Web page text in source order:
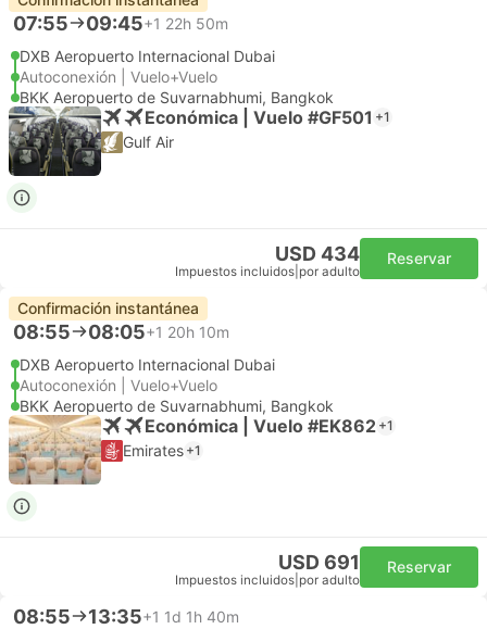
07:55 09:45+1 22h 50m
DXB Aeropuerto Internacional Dubai
Autoconexión | Vuelo+Vuelo
BKK Aeropuerto de Suvarnabhumi, Bangkok
Económica | Vuelo #GF501 +1
Gulf Air
USD 434
Impuestos incluidos por adulto
Reservar
Confirmación instantánea
08:55 08:05+1 20h 10m
DXB Aeropuerto Internacional Dubai
Autoconexión | Vuelo+Vuelo
BKK Aeropuerto de Suvarnabhumi, Bangkok
Económica | Vuelo #EK862 +1
Emirates +1
USD 691
Impuestos incluidos por adulto
Reservar
08:55 13:35+1 1d 1h 40m